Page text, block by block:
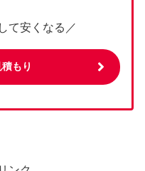
て安くなる／
もり